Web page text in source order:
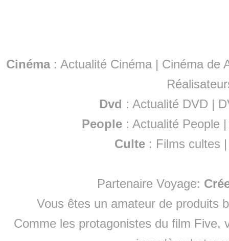
Cinéma: Actualité Cinéma | Cinéma de
Dvd : Actualité DVD |
People :Actualité People
Culte : Films cultes
Partenaire Voyage:
Vous êtes un amateur de produits
Comme les protagonistes du film Five,